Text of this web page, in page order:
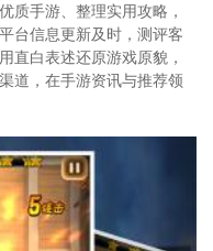
质手游、整理实用攻略，
台信息更新及时，测评客
直白表述还原游戏原貌，
道，在手游资讯与推荐领